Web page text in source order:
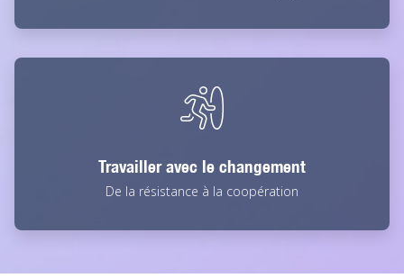
Travailler avec le changement
De la résistance à la coopération